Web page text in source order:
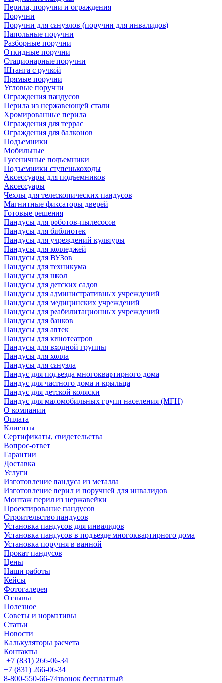
Перила, поручни и ограждения
Поручни
Поручни для санузлов (поручни для инвалидов)
Напольные поручни
Разборные поручни
Откидные поручни
Стационарные поручни
Штанга с ручкой
Прямые поручни
Угловые поручни
Ограждения пандусов
Перила из нержавеющей стали
Хромированные перила
Ограждения для террас
Ограждения для балконов
Подъемники
Мобильные
Гусеничные подъемники
Подъемники ступенькоходы
Аксессуары для подъемников
Аксессуары
Чехлы для телескопических пандусов
Магнитные фиксаторы дверей
Готовые решения
Пандусы для роботов-пылесосов
Пандусы для библиотек
Пандусы для учреждений культуры
Пандусы для колледжей
Пандусы для ВУЗов
Пандусы для техникума
Пандусы для школ
Пандусы для детских садов
Пандусы для административных учреждений
Пандусы для медицинских учреждений
Пандусы для реабилитационных учреждений
Пандусы для банков
Пандусы для аптек
Пандусы для кинотеатров
Пандусы для входной группы
Пандусы для холла
Пандусы для санузла
Пандус для подъезда многоквартирного дома
Пандус для частного дома и крыльца
Пандус для детской коляски
Пандус для маломобильных групп населения (МГН)
О компании
Оплата
Клиенты
Сертификаты, свидетельства
Вопрос-ответ
Гарантии
Доставка
Услуги
Изготовление пандуса из металла
Изготовление перил и поручней для инвалидов
Монтаж перил из нержавейки
Проектирование пандусов
Строительство пандусов
Установка пандусов для инвалидов
Установка пандусов в подъезде многоквартирного дома
Установка поручня в ванной
Прокат пандусов
Цены
Наши работы
Кейсы
Фотогалерея
Отзывы
Полезное
Советы и нормативы
Статьи
Новости
Калькуляторы расчета
Контакты
+7 (831) 266-06-34
+7 (831) 266-06-34
8-800-550-66-74звонок бесплатный